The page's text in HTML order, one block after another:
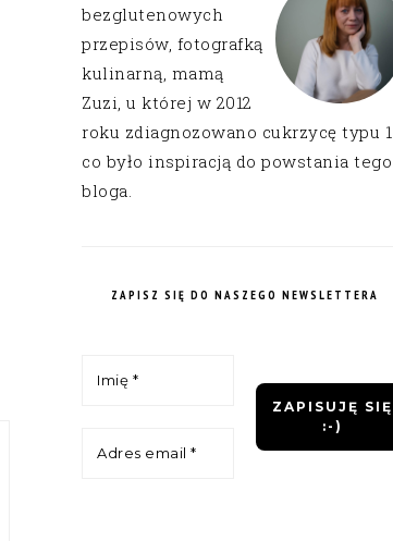
bezglutenowych
przepisów, fotografką
kulinarną, mamą
Zuzi, u której w 2012
roku zdiagnozowano cukrzycę typu 1
co było inspiracją do powstania tego
bloga.
ZAPISZ SIĘ DO NASZEGO NEWSLETTERA